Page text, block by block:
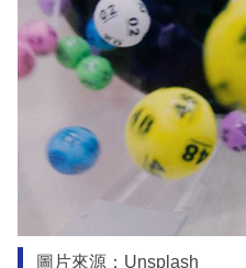
圖片來源：Unsplash